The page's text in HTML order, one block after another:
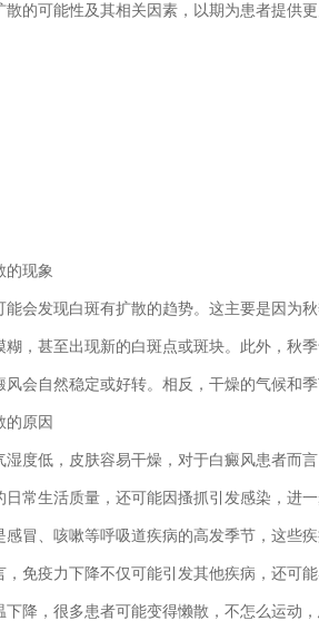
的可能性及其相关因素，以期为患者提供更
现象
发现白斑有扩散的趋势。这主要是因为秋
，甚至出现新的白斑点或斑块。此外，秋
会自然稳定或好转。相反，干燥的气候和
原因
低，皮肤容易干燥，对于白癜风患者而言
常生活质量，还可能因搔抓引发感染，进一
、咳嗽等呼吸道疾病的高发季节，这些疾
免疫力下降不仅可能引发其他疾病，还可
，很多患者可能变得懒散，不怎么运动，